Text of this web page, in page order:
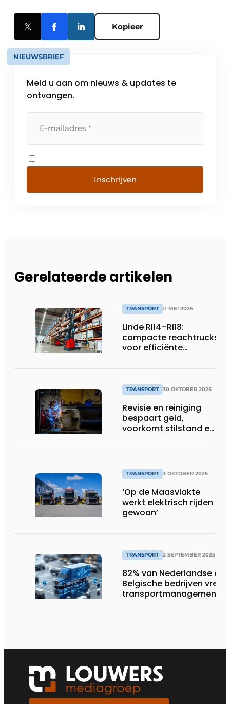
Kopieer
NIEUWSBRIEF
Meld u aan om nieuws & updates te
ontvangen.
Inschrijven
Gerelateerde artikelen
TRANSPORT 11 MEI 2026
Linde Ri14–Ri18:
compacte reachtrucks
voor efficiënte
TRANSPORT 30 OKTOBER 2025
Revisie en reiniging
bespaart geld,
voorkomt stilstand en
TRANSPORT 3 OKTOBER 2025
‘Op de Maasvlakte
werkt elektrisch rijden
gewoon’
TRANSPORT 2 SEPTEMBER 2025
82% van Nederlandse en
Belgische bedrijven